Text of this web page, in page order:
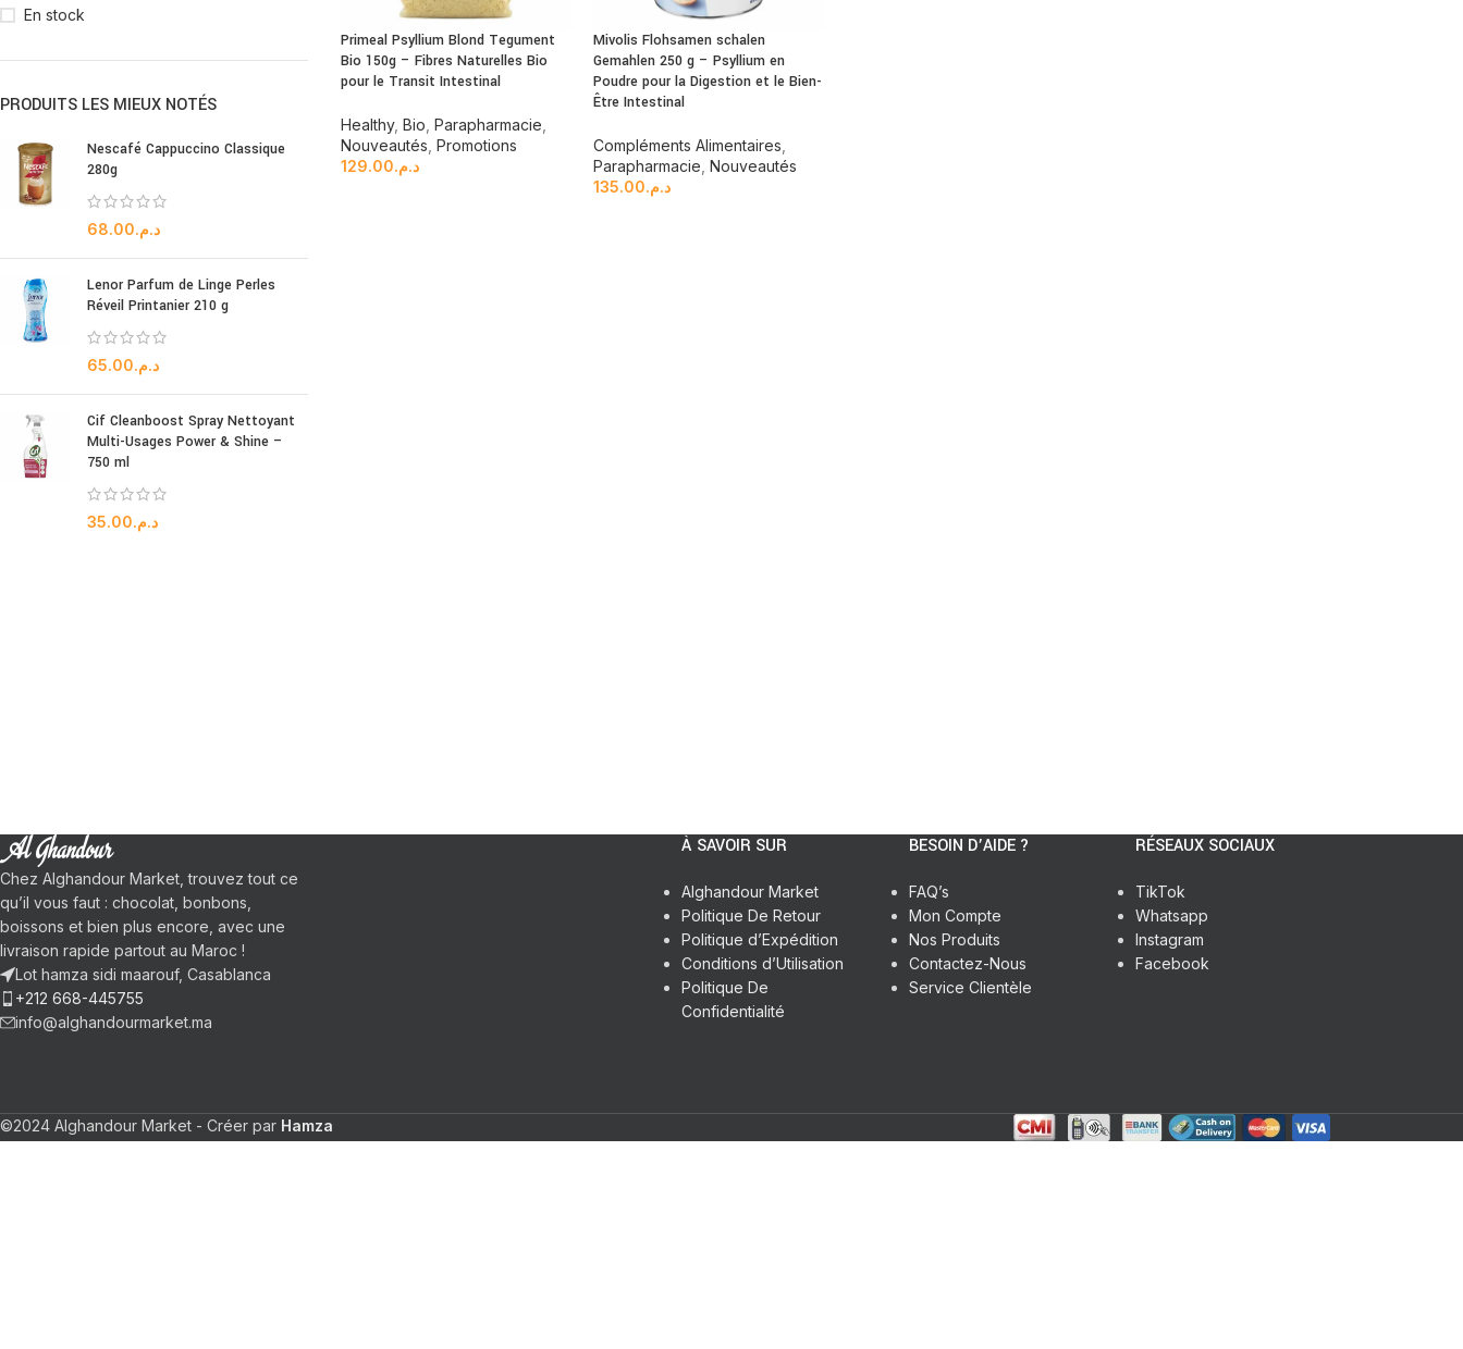
En stock
PRODUITS LES MIEUX NOTÉS
Nescafé Cappuccino Classique
280g
د.م.68.00
Lenor Parfum de Linge Perles
Réveil Printanier 210 g
د.م.65.00
Cif Cleanboost Spray Nettoyant
Multi-Usages Power & Shine –
750 ml
د.م.35.00
Primeal Psyllium Blond Tegument
Bio 150g – Fibres Naturelles Bio
pour le Transit Intestinal
Healthy, Bio Parapharmacie
Nouveautés Promotions
د.م.129.00
Mivolis Flohsamen schalen
Gemahlen 250 g – Psyllium en
Poudre pour la Digestion et le Bien-
Être Intestinal
Compléments Alimentaires
Parapharmacie Nouveautés
د.م.135.00
Chez Alghandour Market, trouvez tout ce
qu’il vous faut : chocolat, bonbons,
boissons et bien plus encore, avec une
livraison rapide partout au Maroc !
Lot hamza sidi maarouf, Casablanca
+212 668-445755
info@alghandourmarket.ma
À SAVOIR SUR
Alghandour Market
Politique De Retour
Politique d’Expédition
Conditions d’Utilisation
Politique De
Confidentialité
BESOIN D’AIDE ?
FAQ’s
Mon Compte
Nos Produits
Contactez-Nous
Service Clientèle
RÉSEAUX SOCIAUX
TikTok
Whatsapp
Instagram
Facebook
©2024 Alghandour Market - Créer par Hamza